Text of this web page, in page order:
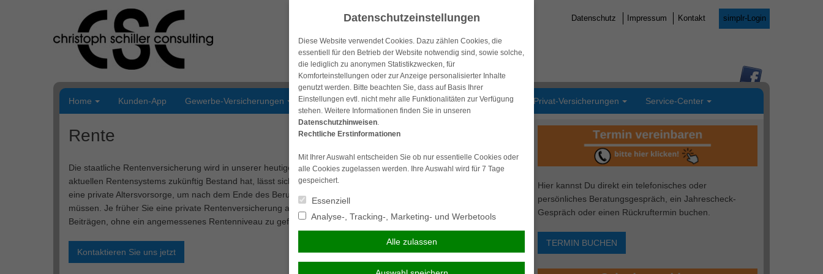
Inhalt
Datenschutz Impressum Kontakt simplr-Login
Home Kunden-App Gewerbe-Versicherungen Krankenversicherungen Vorsorge & Kapital Privat-Versicherungen Service-Center
Rente
Die staatliche Rentenversicherung wird in unserer heutigen Zeit stark diskutiert. Inwieweit das klassische Modell des
aktuellen Rentensystems zukünftig Bestand hat, lässt sich nicht beantworten. Um so wichtiger ist an dieser Stelle
eine private Altersvorsorge, um nach dem Ende des Berufslebens keine Furcht vor finanzieller Armut haben zu
müssen. Je früher Sie eine private Rentenversicherung abschließen, desto flexibler sind Sie in den monatlichen
Beiträgen, ohne ein angemessenes Rentenniveau zu gefährden.
Kontaktieren Sie uns jetzt
Hier kannst Du direkt ein telefonisches oder
persönliches Beratungsgespräch, ein Jahrescheck-
Gespräch oder einen Rückruftermin buchen.
TERMIN BUCHEN
Datenschutzeinstellungen
Diese Website verwendet Cookies. Dazu zählen Cookies, die
essentiell für den Betrieb der Website notwendig sind, sowie solche,
die lediglich zu anonymen Statistikzwecken, für
Komforteinstellungen oder zur Anzeige personalisierter Inhalte
genutzt werden. Bitte beachten Sie, dass auf Basis Ihrer
Einstellungen evtl. nicht mehr alle Funktionalitäten zur Verfügung
stehen. Weitere Informationen finden Sie in unseren
Datenschutzhinweisen.
Rechtliche Erstinformationen
Mit Ihrer Auswahl entscheiden Sie ob nur essentielle Cookies oder
alle Cookies zugelassen werden. Ihre Auswahl wird für 7 Tage
gespeichert.
Essenziell
Analyse-, Tracking-, Marketing- und Werbetools
Alle zulassen